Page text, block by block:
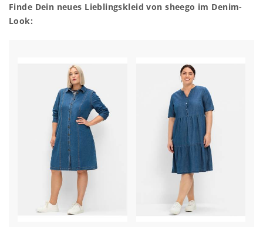
Finde Dein neues Lieblingskleid von sheego im Denim-
Look: